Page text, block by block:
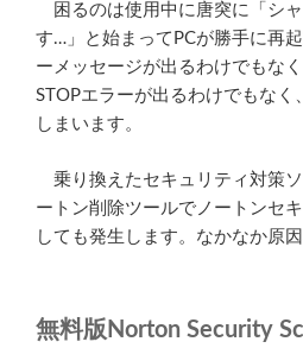
困るのは使用中に唐突に「シ
す…」と始まってPCが勝手に再
ーメッセージが出るわけでもな
STOPエラーが出るわけでもなく
しまいます。
乗り換えたセキュリティ対策
ートン削除ツールでノートンセ
しても発生します。なかなか原因
無料版Norton Security